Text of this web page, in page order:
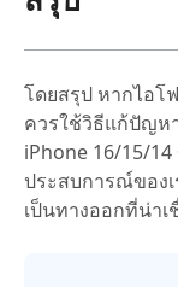
โดยสรุป หากไอโ
ควรใช้วิธีแก้ปัญห
iPhone 16/15/
ประสบการณ์ของ
เป็นทางออกที่น่า